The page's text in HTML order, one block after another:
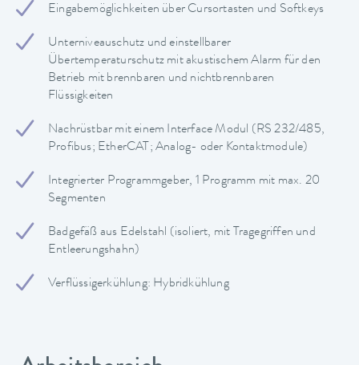
Eingabemöglichkeiten über Cursortasten und Softkeys
Unterniveauschutz und einstellbarer
Übertemperaturschutz mit akustischem Alarm für den
Betrieb mit brennbaren und nichtbrennbaren
Flüssigkeiten
Nachrüstbar mit einem Interface Modul (RS 232/485,
Profibus; EtherCAT; Analog- oder Kontaktmodule)
Integrierter Programmgeber, 1 Programm mit max. 20
Segmenten
Badgefäß aus Edelstahl (isoliert, mit Tragegriffen und
Entleerungshahn)
Verflüssigerkühlung: Hybridkühlung